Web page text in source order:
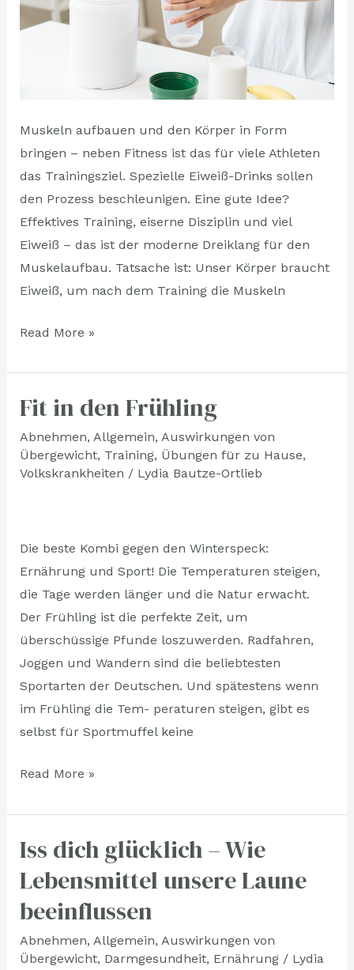
Muskeln aufbauen und den Körper in Form
bringen – neben Fitness ist das für viele Athleten
das Trainingsziel. Spezielle Eiweiß-Drinks sollen
den Prozess beschleunigen. Eine gute Idee?
Effektives Training, eiserne Disziplin und viel
Eiweiß – das ist der moderne Dreiklang für den
Muskelaufbau. Tatsache ist: Unser Körper braucht
Eiweiß, um nach dem Training die Muskeln
Read More »
Fit in den Frühling
Abnehmen, Allgemein, Auswirkungen von
Übergewicht, Training, Übungen für zu Hause,
Volkskrankheiten / Lydia Bautze-Ortlieb
Die beste Kombi gegen den Winterspeck:
Ernährung und Sport! Die Temperaturen steigen,
die Tage werden länger und die Natur erwacht.
Der Frühling ist die perfekte Zeit, um
überschüssige Pfunde loszuwerden. Radfahren,
Joggen und Wandern sind die beliebtesten
Sportarten der Deutschen. Und spätestens wenn
im Frühling die Tem- peraturen steigen, gibt es
selbst für Sportmuffel keine
Fit
den
Frühling
Read More »
Iss dich glücklich – Wie
Lebensmittel unsere Laune
beeinflussen
Abnehmen, Allgemein, Auswirkungen von
Übergewicht, Darmgesundheit, Ernährung/ Lydia
Iss
glücklich
–
Wie
Lebensmittel